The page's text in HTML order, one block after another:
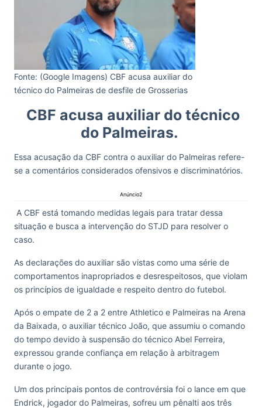
Fonte: (Google Imagens) CBF acusa auxiliar do
técnico do Palmeiras de desfile de Grosserias
CBF acusa auxiliar do técnico
do Palmeiras.
Essa acusação da CBF contra o auxiliar do Palmeiras refere-
se a comentários considerados ofensivos e discriminatórios.
Anúncio2
A CBF está tomando medidas legais para tratar dessa
situação e busca a intervenção do STJD para resolver o
caso.
As declarações do auxiliar são vistas como uma série de
comportamentos inapropriados e desrespeitosos, que violam
os princípios de igualdade e respeito dentro do futebol.
Após o empate de 2 a 2 entre Athletico e Palmeiras na Arena
da Baixada, o auxiliar técnico João, que assumiu o comando
do tempo devido à suspensão do técnico Abel Ferreira,
expressou grande confiança em relação à arbitragem
durante o jogo.
Um dos principais pontos de controvérsia foi o lance em que
Endrick, jogador do Palmeiras, sofreu um pênalti aos três